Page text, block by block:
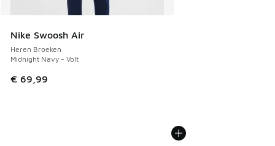
Nike Swoosh Air
Heren Broeken
Midnight Navy - Volt
€ 69,99